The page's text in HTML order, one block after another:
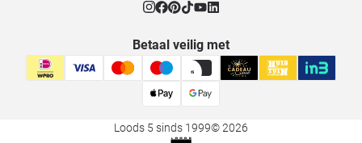
Betaal veilig met
Loods 5 sinds 1999© 2026